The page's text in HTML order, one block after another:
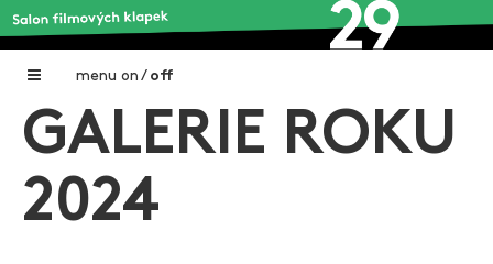
menu on / off
Home
Galerie filmových klapek
GALERIE ROKU
2024